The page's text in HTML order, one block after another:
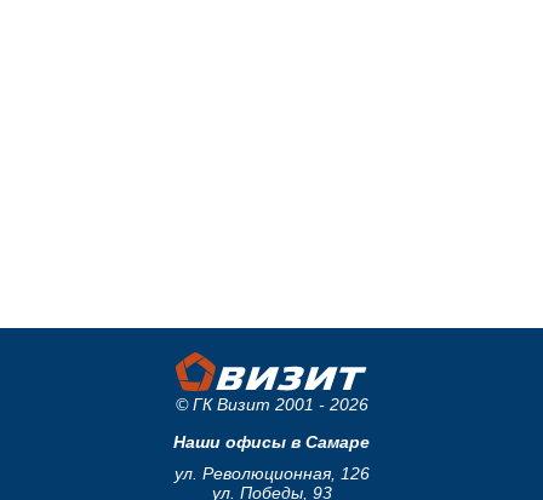
© ГК Визит 2001 - 2026
Наши офисы в Самаре
ул. Революционная, 126
ул. Победы, 93